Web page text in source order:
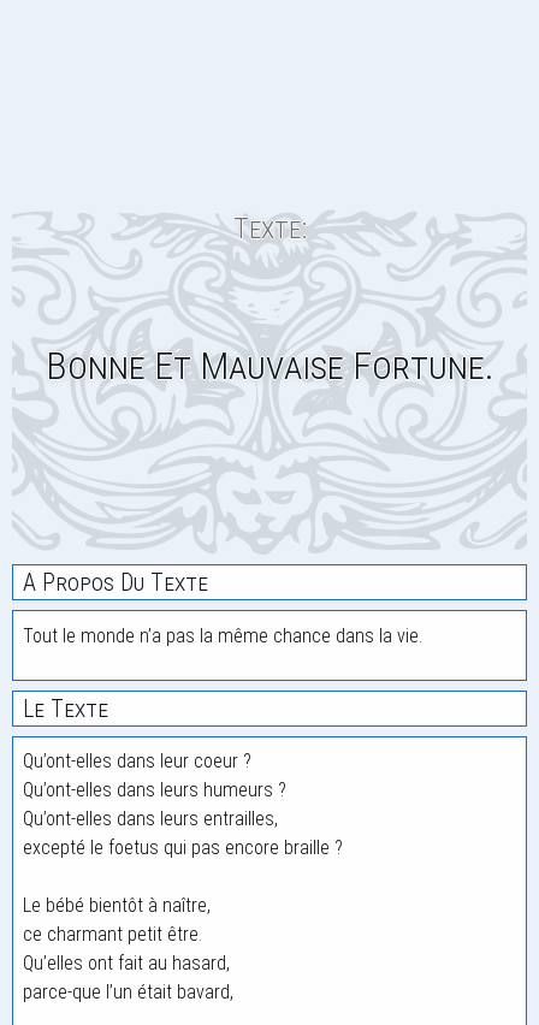
Texte:
Bonne Et Mauvaise Fortune.
A Propos Du Texte
Tout le monde n’a pas la même chance dans la vie.
Le Texte
Qu’ont-elles dans leur coeur ?
Qu’ont-elles dans leurs humeurs ?
Qu’ont-elles dans leurs entrailles,
excepté le foetus qui pas encore braille ?
Le bébé bientôt à naître,
ce charmant petit être.
Qu’elles ont fait au hasard,
parce-que l’un était bavard,